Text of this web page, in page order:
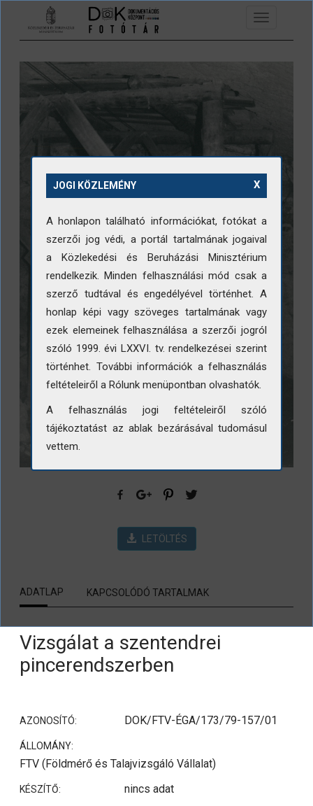
Ugrás a tartalomra
Toggle
navigation
LETÖLTÉS
ADATLAP KAPCSOLÓDÓ TARTALMAK
Vizsgálat a szentendrei
pincerendszerben
AZONOSÍTÓ: DOK/FTV-ÉGA/173/79-157/01
ÁLLOMÁNY:
FTV (Földmérő és Talajvizsgáló Vállalat)
KÉSZÍTŐ: nincs adat
X
JOGI KÖZLEMÉNY
A honlapon található információkat, fotókat a
szerzői jog védi, a portál tartalmának jogaival
a Közlekedési és Beruházási Minisztérium
rendelkezik. Minden felhasználási mód csak a
szerző tudtával és engedélyével történhet. A
honlap képi vagy szöveges tartalmának vagy
ezek elemeinek felhasználása a szerzői jogról
szóló 1999. évi LXXVI. tv. rendelkezései szerint
történhet. További információk a felhasználás
feltételeiről a Rólunk menüpontban olvashatók.
A felhasználás jogi feltételeiről szóló
tájékoztatást az ablak bezárásával tudomásul
vettem.